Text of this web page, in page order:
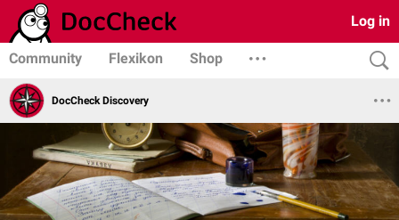
Log in
Community Flexikon Shop
DocCheck Discovery